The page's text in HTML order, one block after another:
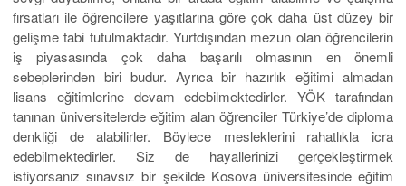
fırsatları ile öğrencilere yaşıtlarına göre çok daha üst düzey bir
gelişme tabi tutulmaktadır. Yurtdışından mezun olan öğrencilerin
iş piyasasında çok daha başarılı olmasının en önemli
sebeplerinden biri budur. Ayrıca bir hazırlık eğitimi almadan
lisans eğitimlerine devam edebilmektedirler. YÖK tarafından
tanınan üniversitelerde eğitim alan öğrenciler Türkiye’de diploma
denkliği de alabilirler. Böylece mesleklerini rahatlıkla icra
edebilmektedirler. Siz de hayallerinizi gerçekleştirmek
istiyorsanız sınavsız bir şekilde Kosova üniversitesinde eğitim